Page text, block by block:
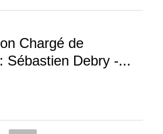
Chargé de
Sébastien Debry -...